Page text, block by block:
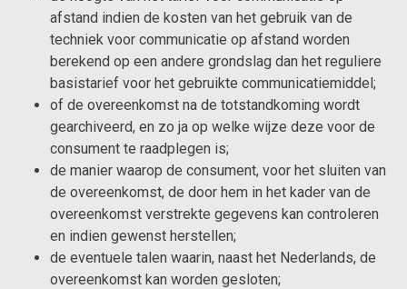
afstand indien de kosten van het gebruik van de
techniek voor communicatie op afstand worden
berekend op een andere grondslag dan het reguliere
basistarief voor het gebruikte communicatiemiddel;
of de overeenkomst na de totstandkoming wordt
gearchiveerd, en zo ja op welke wijze deze voor de
consument te raadplegen is;
de manier waarop de consument, voor het sluiten van
de overeenkomst, de door hem in het kader van de
overeenkomst verstrekte gegevens kan controleren
en indien gewenst herstellen;
de eventuele talen waarin, naast het Nederlands, de
overeenkomst kan worden gesloten;